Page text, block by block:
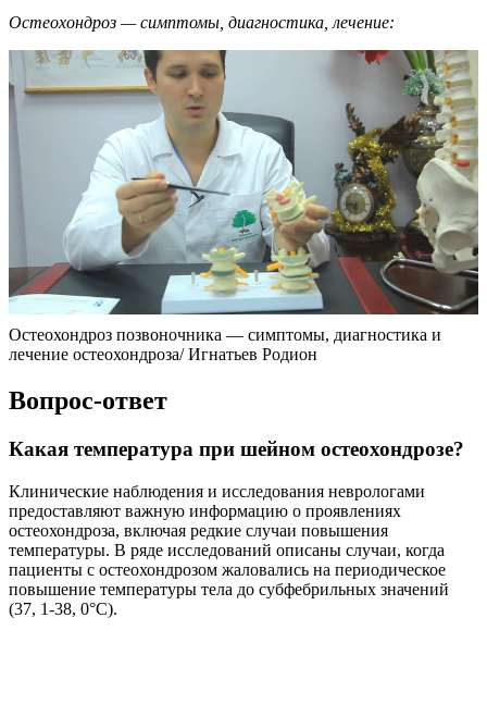
Остеохондроз — симптомы, диагностика, лечение:
Остеохондроз позвоночника — симптомы, диагностика и
лечение остеохондроза/ Игнатьев Родион
Вопрос-ответ
Какая температура при шейном остеохондрозе?
Клинические наблюдения и исследования неврологами
предоставляют важную информацию о проявлениях
остеохондроза, включая редкие случаи повышения
температуры. В ряде исследований описаны случаи, когда
пациенты с остеохондрозом жаловались на периодическое
повышение температуры тела до субфебрильных значений
(37, 1-38, 0°C).